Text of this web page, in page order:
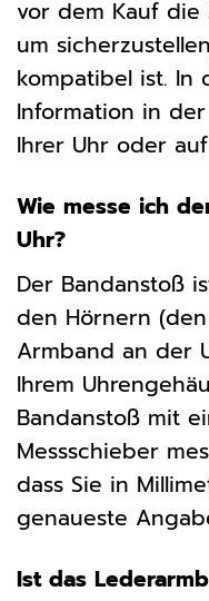
vor dem Kauf die
um
kompatibel ist. In
Information in
Ihrer Uhr oder
Wie messe ich
Uhr?
Der Bandanstoß
den Hörnern
Armband an der
Ihrem
Bandanstoß mit
Messschieber
dass Sie in
genaueste
Ist das